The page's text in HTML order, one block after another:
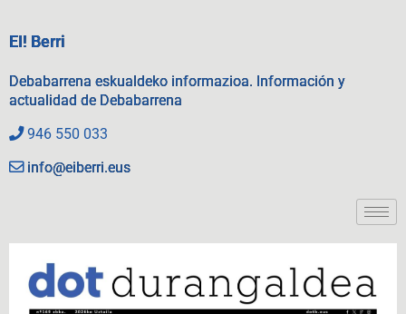
EI! Berri
Debabarrena eskualdeko informazioa. Información y
actualidad de Debabarrena
946 550 033
info@eiberri.eus